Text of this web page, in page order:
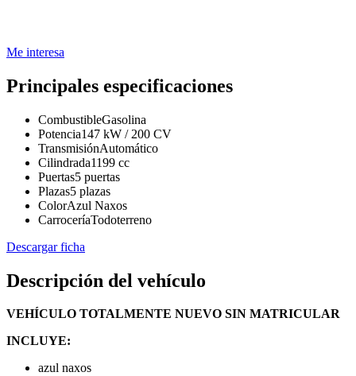
Me interesa
Principales especificaciones
CombustibleGasolina
Potencia147 kW / 200 CV
TransmisiónAutomático
Cilindrada1199 cc
Puertas5 puertas
Plazas5 plazas
ColorAzul Naxos
CarroceríaTodoterreno
Descargar ficha
Descripción del vehículo
VEHÍCULO TOTALMENTE NUEVO SIN MATRICULAR
INCLUYE:
azul naxos